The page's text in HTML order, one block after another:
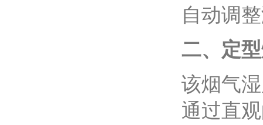
自动调
二、定
该烟气
通过直